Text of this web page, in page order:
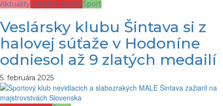
AktualityOstatné športyŠport
Veslársky klubu Šintava si z
halovej súťaže v Hodoníne
odniesol až 9 zlatých medailí
5. februára 2025